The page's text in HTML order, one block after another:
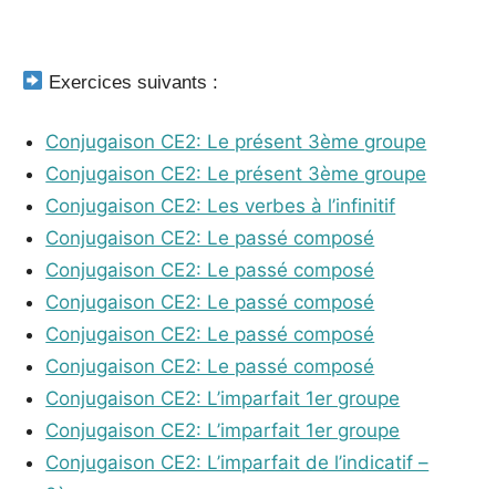
Exercices suivants :
Conjugaison CE2: Le présent 3ème groupe
Conjugaison CE2: Le présent 3ème groupe
Conjugaison CE2: Les verbes à l’infinitif
Conjugaison CE2: Le passé composé
Conjugaison CE2: Le passé composé
Conjugaison CE2: Le passé composé
Conjugaison CE2: Le passé composé
Conjugaison CE2: Le passé composé
Conjugaison CE2: L’imparfait 1er groupe
Conjugaison CE2: L’imparfait 1er groupe
Conjugaison CE2: L’imparfait de l’indicatif –